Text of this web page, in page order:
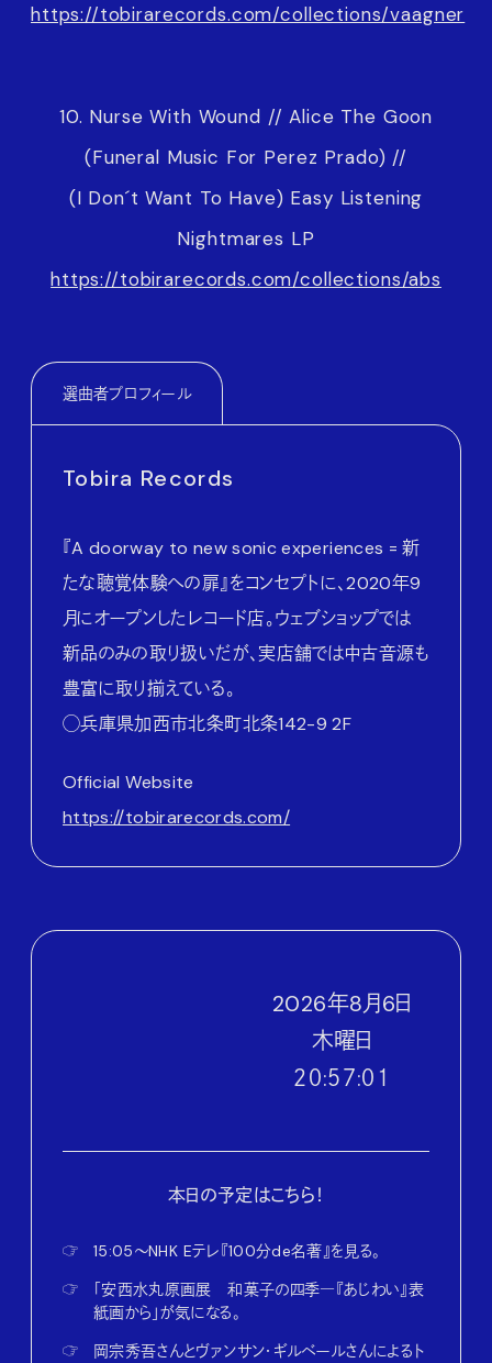
https://tobirarecords.com/collections/vaagner
10. Nurse With Wound // Alice The Goon
(Funeral Music For Perez Prado) //
(I Don´t Want To Have) Easy Listening
Nightmares LP
https://tobirarecords.com/collections/abs
選曲者プロフィール
Tobira Records
『A doorway to new sonic experiences = 新
たな聴覚体験への扉』をコンセプトに、2020年9
月にオープンしたレコード店。ウェブショップでは
新品のみの取り扱いだが、実店舗では中古音源も
豊富に取り揃えている。
◯兵庫県加西市北条町北条142-9 2F
Official Website
https://tobirarecords.com/
2026年8月6日
木曜日
２０:５７:０２
本日の予定はこちら！
☞
15:05〜NHK Eテレ『100分de名著』を見る。
☞
「安西水丸原画展 和菓子の四季―『あじわい』表
紙画から」が気になる。
☞
岡宗秀吾さんとヴァンサン・ギルベールさんによるト